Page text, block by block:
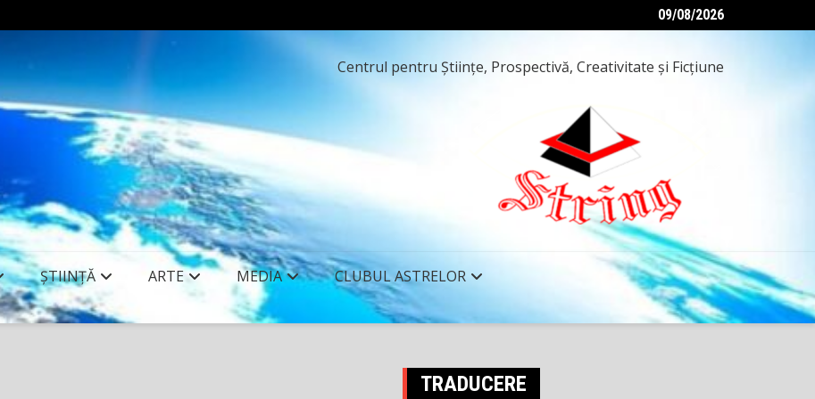
09/08/2026
Centrul pentru Ştiinţe, Prospectivă, Creativitate şi Ficţiune
ȘTIINȚĂ ARTE MEDIA CLUBUL ASTRELOR
TRADUCERE